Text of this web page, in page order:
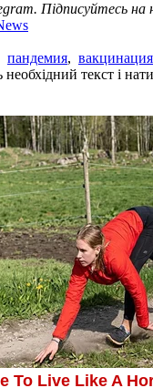
Підписуйтесь на
пандемия, вакцинация
текст і